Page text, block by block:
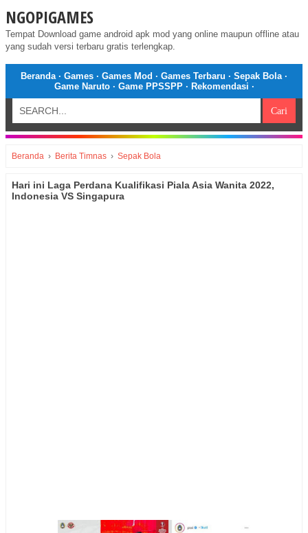
NGOPIGAMES
Tempat Download game android apk mod yang online maupun offline atau
yang sudah versi terbaru gratis terlengkap.
Beranda· Games · Games Mod · Games Terbaru · Sepak Bola·
Game Naruto· Game PPSSPP· Rekomendasi ·
Beranda › Berita Timnas › Sepak Bola
Hari ini Laga Perdana Kualifikasi Piala Asia Wanita 2022,
Indonesia VS Singapura